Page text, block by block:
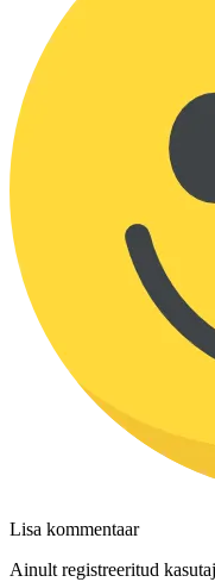
Lisa kommentaar
Ainult registreeritud